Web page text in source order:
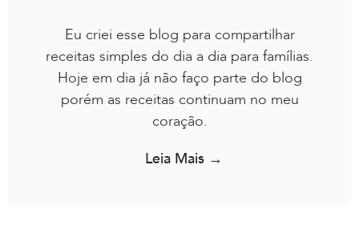
Eu criei esse blog para compartilhar
receitas simples do dia a dia para famílias.
Hoje em dia já não faço parte do blog
porém as receitas continuam no meu
coração.
Leia Mais →